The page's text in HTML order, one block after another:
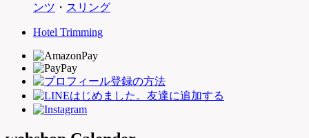
ンツ ・ スリング
Hotel Trimming